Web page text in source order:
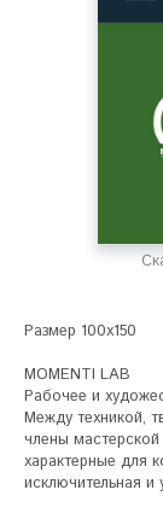
Размер 100х150
MOMENTI LAB
Рабочее и
Между техникой,
члены
характерные для
исключительная и